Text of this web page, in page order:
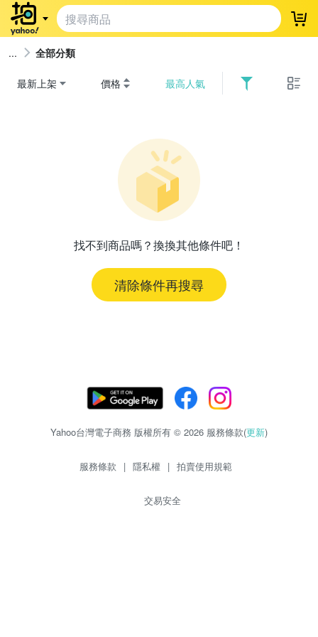
登
全部分類
最新上架 價格 最高人氣
找不到商品嗎？換換其他條件吧！
清除條件再搜尋
Yahoo台灣電子商務 版權所有 © 2026 服務條款(更新)
服務條款 | 隱私權 | 拍賣使用規範
交易安全